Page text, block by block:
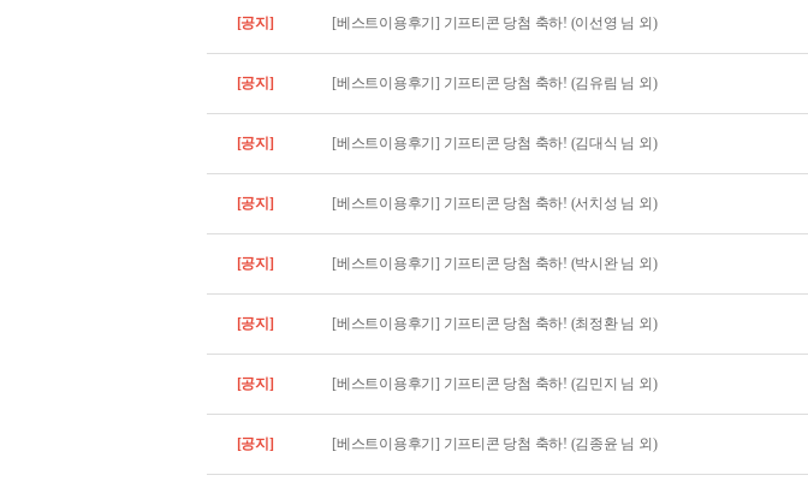
[공지] [베스트이용후기] 기프티콘 당첨 축하! (이선영 님 외)
[공지] [베스트이용후기] 기프티콘 당첨 축하! (김유림 님 외)
[공지] [베스트이용후기] 기프티콘 당첨 축하! (김대식 님 외)
[공지] [베스트이용후기] 기프티콘 당첨 축하! (서치성 님 외)
[공지] [베스트이용후기] 기프티콘 당첨 축하! (박시완 님 외)
[공지] [베스트이용후기] 기프티콘 당첨 축하! (최정환 님 외)
[공지] [베스트이용후기] 기프티콘 당첨 축하! (김민지 님 외)
[공지] [베스트이용후기] 기프티콘 당첨 축하! (김종윤 님 외)